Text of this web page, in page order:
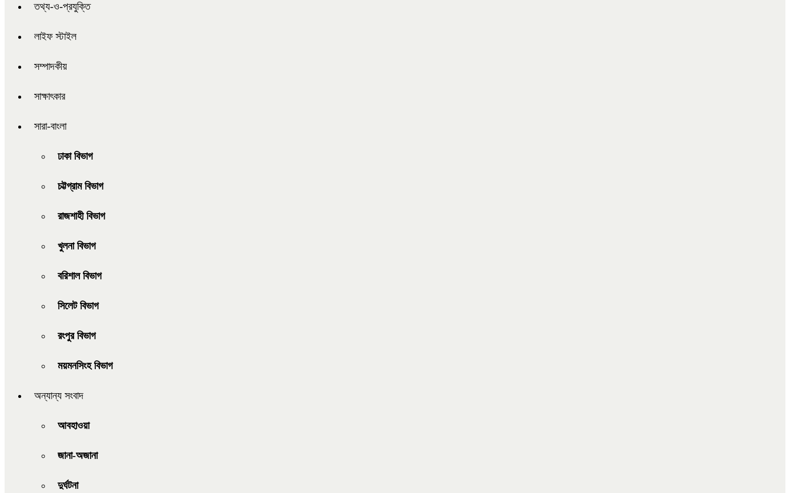
তথ্য-ও-প্রযুক্তি
লাইফ স্টাইল
সম্পাদকীয়
সাক্ষাৎকার
সারা-বাংলা
ঢাকা বিভাগ
চট্টগ্রাম বিভাগ
রাজশাহী বিভাগ
খুলনা বিভাগ
বরিশাল বিভাগ
সিলেট বিভাগ
রংপুর বিভাগ
ময়মনসিংহ বিভাগ
অন্যান্য সংবাদ
আবহাওয়া
জানা-অজানা
দুর্ঘটনা